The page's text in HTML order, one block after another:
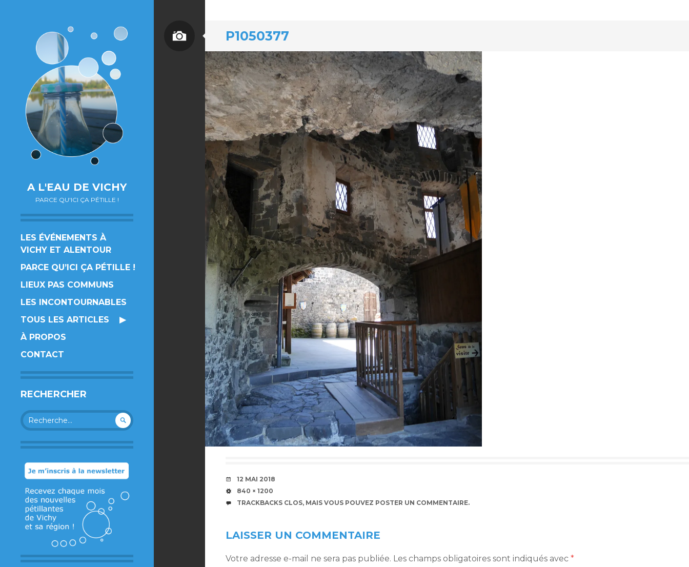
A L'EAU DE VICHY
PARCE QU'ICI ÇA PÉTILLE !
LES ÉVÉNEMENTS À
VICHY ET ALENTOUR
PARCE QU’ICI ÇA PÉTILLE !
LIEUX PAS COMMUNS
LES INCONTOURNABLES
TOUS LES ARTICLES
À PROPOS
CONTACT
RECHERCHER
Rechercher :
P1050377
DATE
12 MAI 2018
TAILLE
840 × 1200
TRACKBACKS CLOS, MAIS VOUS POUVEZ POSTER UN COMMENTAIRE.
LAISSER UN COMMENTAIRE
Votre adresse e-mail ne sera pas publiée. Les champs obligatoires sont indiqués avec *